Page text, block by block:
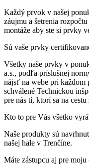
Každý prvok v našej
záujmu a šetrenia
montáže aby ste si prvky
Sú vaše prvky
Všetky naše prvky v
a.s., podľa príslušnej
nájsť na webe pri každom
schválené Technickou
pre nás tí, ktorí sa na
Kto to pre Vás všetko
Naše produkty sú
našej hale v Trenčíne.
Máte zástupcu aj pre moju